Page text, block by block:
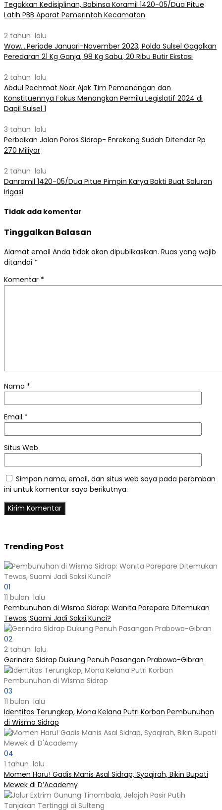
Tegakkan Kedisiplinan, Babinsa Koramil 1420-05/Dua Pitue
Latih PBB Aparat Pemerintah Kecamatan
2 tahun lalu
Wow….Periode Januari-November 2023, Polda Sulsel Gagalkan
Peredaran 21 Kg Ganja, 98 Kg Sabu, 20 Ribu Butir Ekstasi
2 tahun lalu
Abdul Rachmat Noer Ajak Tim Pemenangan dan
Konstituennya Fokus Menangkan Pemilu Legislatif 2024 di
Dapil Sulsel 1
3 tahun lalu
Perbaikan Jalan Poros Sidrap- Enrekang Sudah Ditender Rp
270 Miliyar
2 tahun lalu
Danramil 1420-05/Dua Pitue Pimpin Karya Bakti Buat Saluran
Irigasi
Tidak ada komentar
Tinggalkan Balasan
Alamat email Anda tidak akan dipublikasikan. Ruas yang wajib
ditandai *
Komentar *
Nama *
Email *
Situs Web
Simpan nama, email, dan situs web saya pada peramban
ini untuk komentar saya berikutnya.
Trending Post
01
11 bulan lalu
Pembunuhan di Wisma Sidrap: Wanita Parepare Ditemukan
Tewas, Suami Jadi Saksi Kunci?
02
2 tahun lalu
Gerindra Sidrap Dukung Penuh Pasangan Prabowo-Gibran
03
11 bulan lalu
Identitas Terungkap, Mona Kelana Putri Korban Pembunuhan
di Wisma Sidrap
04
1 tahun lalu
Momen Haru! Gadis Manis Asal Sidrap, Syaqirah, Bikin Bupati
Mewek di D’Academy​